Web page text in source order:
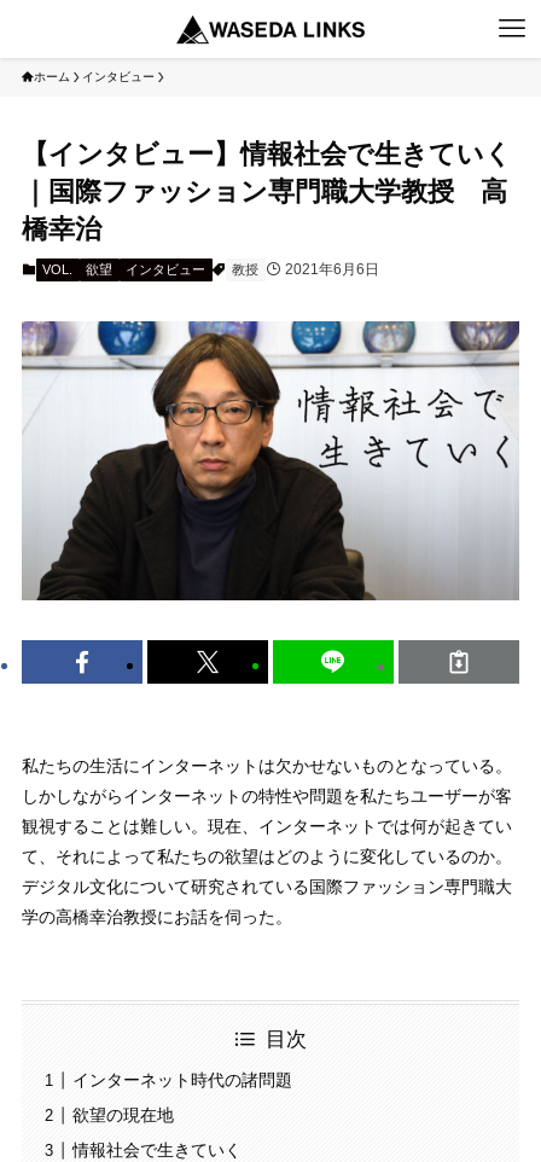
ホーム インタビュー
【インタビュー】情報社会で生きていく
｜国際ファッション専門職大学教授 高
橋幸治
VOL. 欲望 インタビュー 教授 2021年6月6日
私たちの生活にインターネットは欠かせないものとなっている。
しかしながらインターネットの特性や問題を私たちユーザーが客
観視することは難しい。現在、インターネットでは何が起きてい
て、それによって私たちの欲望はどのように変化しているのか。
デジタル文化について研究されている国際ファッション専門職大
学の高橋幸治教授にお話を伺った。
目次
インターネット時代の諸問題
欲望の現在地
情報社会で生きていく